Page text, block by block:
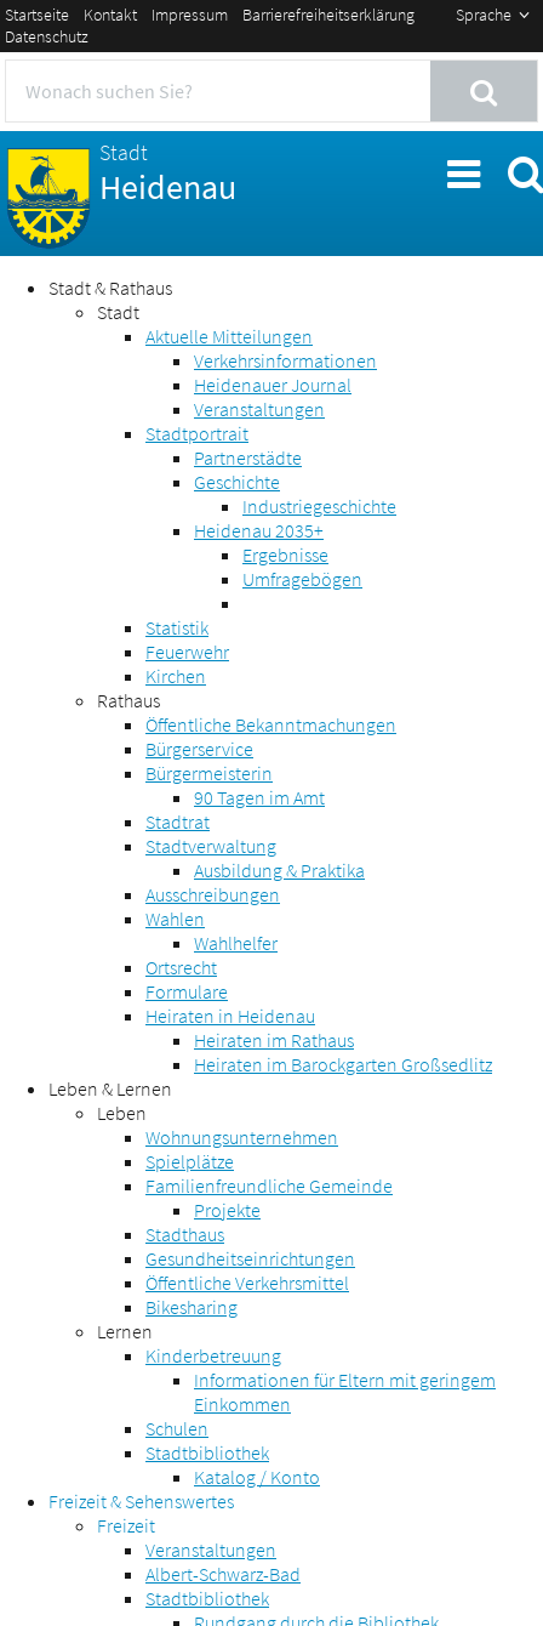
Sprache
Startseite Kontakt Impressum
Barrierefreiheitserklärung
Datenschutz
Stadt
Heidenau
Stadt & Rathaus
Stadt
Aktuelle Mitteilungen
Verkehrsinformationen
Heidenauer Journal
Veranstaltungen
Stadtportrait
Partnerstädte
Geschichte
Industriegeschichte
Heidenau 2035+
Ergebnisse
Umfragebögen
Statistik
Feuerwehr
Kirchen
Rathaus
Öffentliche Bekanntmachungen
Bürgerservice
Bürgermeisterin
90 Tagen im Amt
Stadtrat
Stadtverwaltung
Ausbildung & Praktika
Ausschreibungen
Wahlen
Wahlhelfer
Ortsrecht
Formulare
Heiraten in Heidenau
Heiraten im Rathaus
Heiraten im Barockgarten Großsedlitz
Leben & Lernen
Leben
Wohnungsunternehmen
Spielplätze
Familienfreundliche Gemeinde
Projekte
Stadthaus
Gesundheitseinrichtungen
Öffentliche Verkehrsmittel
Bikesharing
Lernen
Kinderbetreuung
Informationen für Eltern mit geringem
Einkommen
Schulen
Stadtbibliothek
Katalog / Konto
Freizeit & Sehenswertes
Freizeit
Veranstaltungen
Albert-Schwarz-Bad
Stadtbibliothek